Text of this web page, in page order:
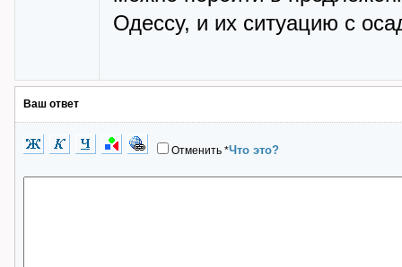
Одессу, и их ситуацию с
Ваш ответ
Отменить *Что это?